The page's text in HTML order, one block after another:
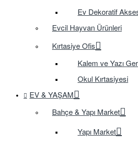
Ev Dekoratif
Evcil Hayvan Ürünleri
Kırtasiye Ofis
Kalem ve Yazı
Okul Kırtasiyesi
EV & YAŞAM
Bahçe & Yapı Market
Yapı Market